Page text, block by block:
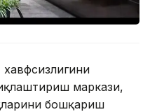
маркази,
бошқариш